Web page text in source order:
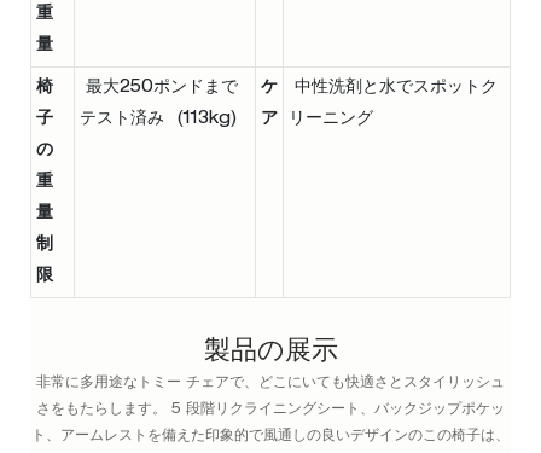
重
量
椅
子
の
重
量
制
限
最大250ポンドまで
テスト済み (113kg)
ケ
ア
中性洗剤と水でスポットク
リーニング
製品の展示
非常に多用途なトミー チェアで、どこにいても快適さとスタイリッシュ
さをもたらします。 5 段階リクライニングシート、バックジップポケッ
ト、アームレストを備えた印象的で風通しの良いデザインのこの椅子は、